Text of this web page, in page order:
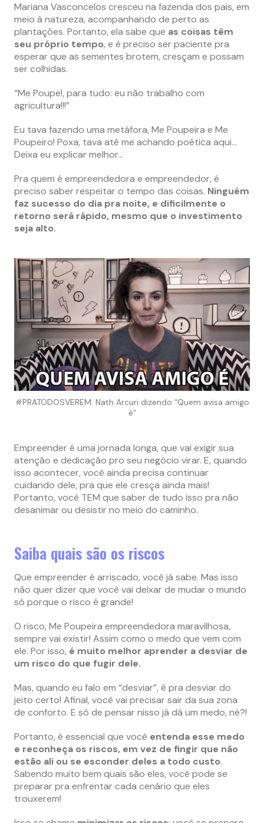
Mariana Vasconcelos cresceu na fazenda dos pais, em
meio à natureza, acompanhando de perto as
plantações. Portanto, ela sabe que as coisas têm
seu próprio tempo, e é preciso ser paciente pra
esperar que as sementes brotem, cresçam e possam
ser colhidas.
“Me Poupe!, para tudo: eu não trabalho com
agricultura!!!”
Eu tava fazendo uma metáfora, Me Poupeira e Me
Poupeiro! Poxa, tava até me achando poética aqui…
Deixa eu explicar melhor…
Pra quem é empreendedora e empreendedor, é
preciso saber respeitar o tempo das coisas. Ninguém
faz sucesso do dia pra noite, e dificilmente o
retorno será rápido, mesmo que o investimento
seja alto.
#PRATODOSVEREM: Nath Arcuri dizendo “Quem avisa amigo
é”
Empreender é uma jornada longa, que vai exigir sua
atenção e dedicação pro seu negócio virar. E, quando
isso acontecer, você ainda precisa continuar
cuidando dele, pra que ele cresça ainda mais!
Portanto, você TEM que saber de tudo isso pra não
desanimar ou desistir no meio do caminho.
Saiba quais são os riscos
Que empreender é arriscado, você já sabe. Mas isso
não quer dizer que você vai deixar de mudar o mundo
só porque o risco é grande!
O risco, Me Poupeira empreendedora maravilhosa,
sempre vai existir! Assim como o medo que vem com
ele. Por isso, é muito melhor aprender a desviar de
um risco do que fugir dele.
Mas, quando eu falo em “desviar”, é pra desviar do
jeito certo! Afinal, você vai precisar sair da sua zona
de conforto. E só de pensar nisso já dá um medo, né?!
Portanto, é essencial que você entenda esse medo
e reconheça os riscos, em vez de fingir que não
estão ali ou se esconder deles a todo custo.
Sabendo muito bem quais são eles, você pode se
preparar pra enfrentar cada cenário que eles
trouxerem!